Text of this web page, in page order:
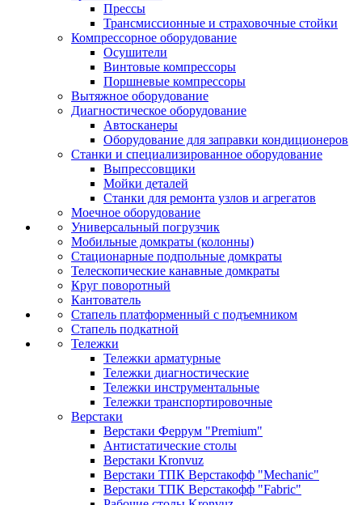
Прессы
Трансмиссионные и страховочные стойки
Компрессорное оборудование
Осушители
Винтовые компрессоры
Поршневые компрессоры
Вытяжное оборудование
Диагностическое оборудование
Автосканеры
Оборудование для заправки кондиционеров
Станки и специализированное оборудование
Выпрессовщики
Мойки деталей
Станки для ремонта узлов и агрегатов
Моечное оборудование
Универсальный погрузчик
Мобильные домкраты (колонны)
Стационарные подпольные домкраты
Телескопические канавные домкраты
Круг поворотный
Кантователь
Стапель платформенный с подъемником
Стапель подкатной
Тележки
Тележки арматурные
Тележки диагностические
Тележки инструментальные
Тележки транспортировочные
Верстаки
Верстаки Феррум "Premium"
Антистатические столы
Верстаки Kronvuz
Верстаки ТПК Верстакофф "Mechanic"
Верстаки ТПК Верстакофф "Fabric"